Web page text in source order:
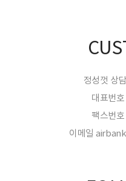
정성껏 상
대표번
팩스번
이메일